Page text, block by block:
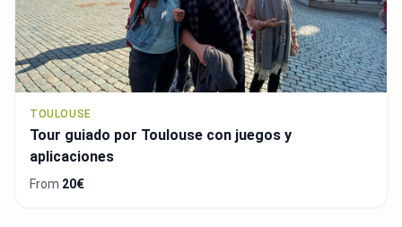
TOULOUSE
Tour guiado por Toulouse con juegos y
aplicaciones
From 20€